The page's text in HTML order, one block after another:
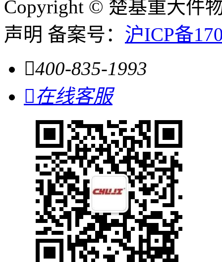
Copyright © 楚基重大件
声明 备案号： 沪ICP备
400-835-1993
在线客服